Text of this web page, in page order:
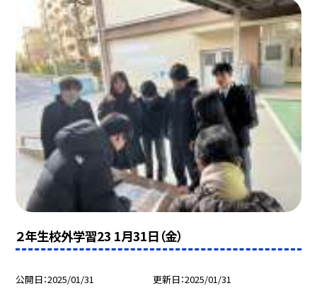
２年生校外学習23 1月31日（金）
公開日 2025/01/31 更新日 2025/01/31